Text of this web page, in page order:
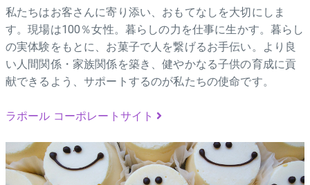
私たちはお客さんに寄り添い、おもてなしを大切にしま
す。現場は100％女性。暮らしの力を仕事に生かす。暮らし
の実体験をもとに、お菓子で人を繋げるお手伝い。より良
い人間関係・家族関係を築き、健やかなる子供の育成に貢
献できるよう、サポートするのが私たちの使命です。
ラポール コーポレートサイト